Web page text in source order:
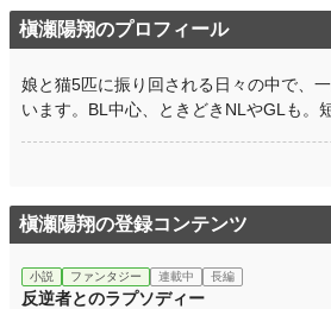
槇瀬陽翔のプロフィール
娘と猫5匹に振り回される日々の中で、
います。BL中心、ときどきNLやGLも。
槇瀬陽翔の登録コンテンツ
小説 ファンタジー 連載中 長編
反逆者とのラプソディー